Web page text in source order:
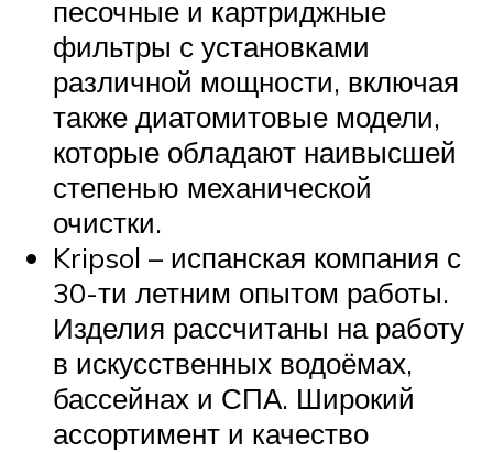
песочные и картриджные
фильтры с установками
различной мощности, включая
также диатомитовые модели,
которые обладают наивысшей
степенью механической
очистки.
Kripsol – испанская компания с
30-ти летним опытом работы.
Изделия рассчитаны на работу
в искусственных водоёмах,
бассейнах и СПА. Широкий
ассортимент и качество